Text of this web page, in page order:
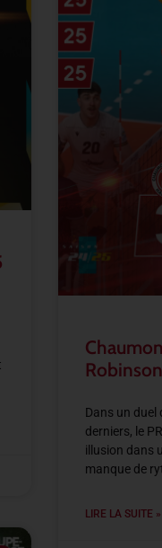
Robinson
Dans un duel
derniers, le
illusion dans
manque de
LIRE LA SUITE »